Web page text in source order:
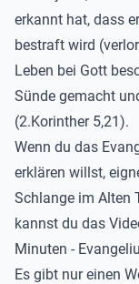
erkannt hat, dass
bestraft wird
Leben bei Gott
Sünde gemacht
(2.Korinther 5,21).
Wenn du das
erklären willst,
Schlange im Alten
kannst du das
Minuten -
Es gibt nur einen